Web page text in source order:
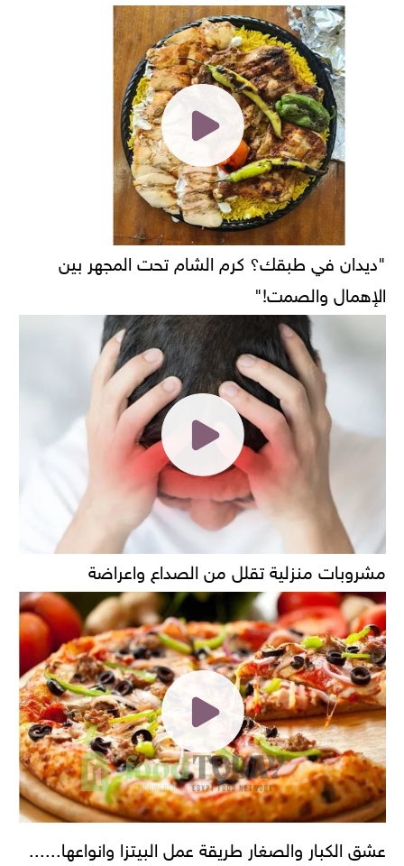
"ديدان في طبقك؟ كرم الشام تحت المجهر بين
الإهمال والصمت!"
مشروبات منزلية تقلل من الصداع واعراضة
عشق الكبار والصغار طريقة عمل البيتزا وانواعها......